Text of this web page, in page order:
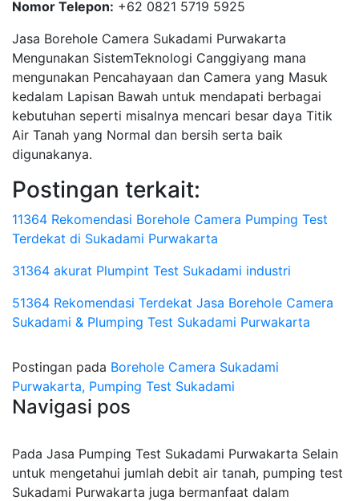
Nomor Telepon: +62 0821 5719 5925
Jasa Borehole Camera Sukadami Purwakarta
Mengunakan SistemTeknologi Canggiyang mana
mengunakan Pencahayaan dan Camera yang Masuk
kedalam Lapisan Bawah untuk mendapati berbagai
kebutuhan seperti misalnya mencari besar daya Titik
Air Tanah yang Normal dan bersih serta baik
digunakanya.
Postingan terkait:
11364 Rekomendasi Borehole Camera Pumping Test
Terdekat di Sukadami Purwakarta
31364 akurat Plumpint Test Sukadami industri
51364 Rekomendasi Terdekat Jasa Borehole Camera
Sukadami & Plumping Test Sukadami Purwakarta
Postingan pada Borehole Camera Sukadami
Purwakarta, Pumping Test Sukadami
Navigasi pos
Pada Jasa Pumping Test Sukadami Purwakarta Selain
untuk mengetahui jumlah debit air tanah, pumping test
Sukadami Purwakarta juga bermanfaat dalam